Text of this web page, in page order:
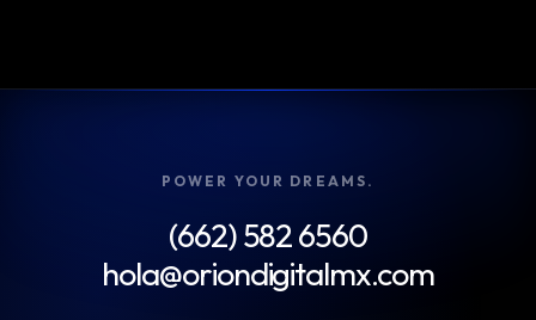
POWER YOUR DREAMS.
(662) 582 6560
hola@oriondigitalmx.com